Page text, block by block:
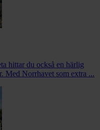
hittar du också en härlig
Med Norrhavet som extra ...